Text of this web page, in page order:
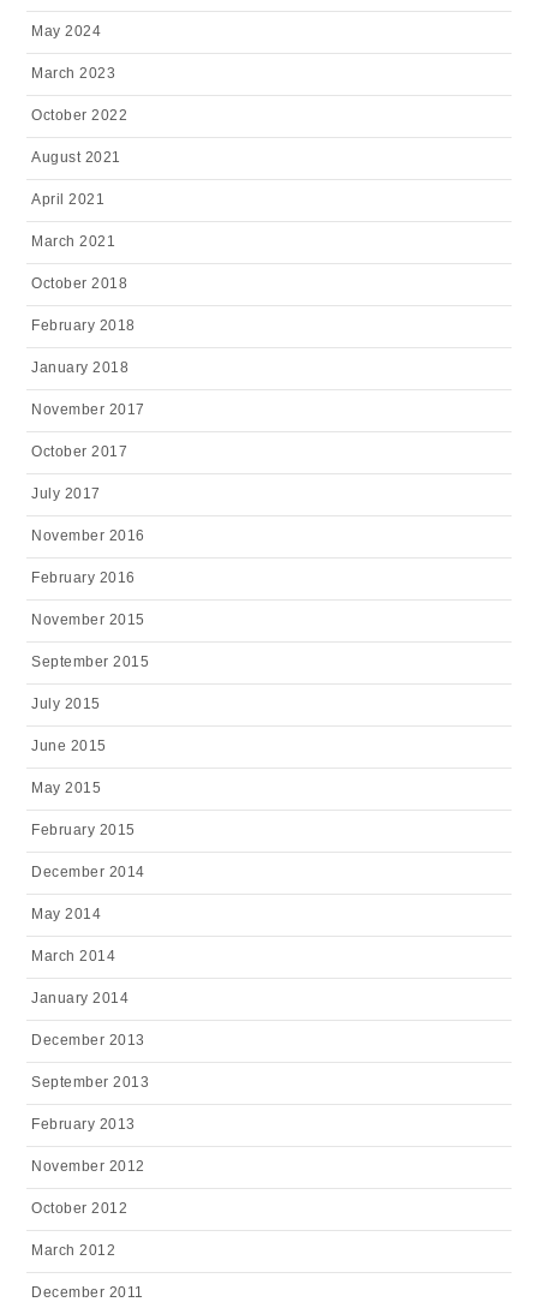
May 2024
March 2023
October 2022
August 2021
April 2021
March 2021
October 2018
February 2018
January 2018
November 2017
October 2017
July 2017
November 2016
February 2016
November 2015
September 2015
July 2015
June 2015
May 2015
February 2015
December 2014
May 2014
March 2014
January 2014
December 2013
September 2013
February 2013
November 2012
October 2012
March 2012
December 2011